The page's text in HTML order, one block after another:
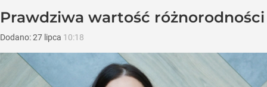
Prawdziwa wartość różnorodności
Dodano:27 lipca 10:18